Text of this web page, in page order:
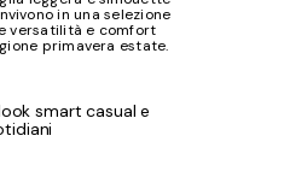
in una selezione
versatilità e comfort
primavera estate.
smart casual e